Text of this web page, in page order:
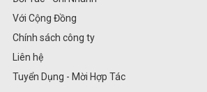
Với Cộng Đồng
Chính sách công ty
Liên hệ
Tuyển Dụng - Mời Hợp Tác